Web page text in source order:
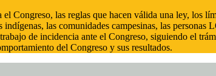
Congreso, las reglas que hacen válida una ley, los
indígenas, las comunidades campesinas, las
de incidencia ante el Congreso, siguiendo el
del Congreso y sus resultados.